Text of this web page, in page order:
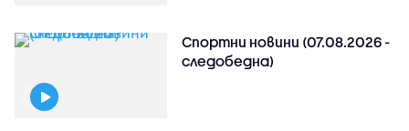
Спортни новини (07.08.2026 -
следобедна)